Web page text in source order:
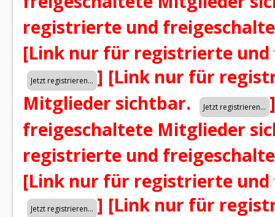
registrierte und
[Link nur für registrierte
] [Link nur für
Mitglieder sichtbar.
]
freigeschaltete Mitglieder
registrierte und
[Link nur für registrierte
] [Link nur für